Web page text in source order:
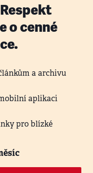
o cenné
a archivu
aplikaci
pro blízké